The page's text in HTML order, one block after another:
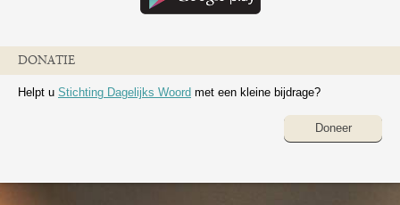
DONATIE
Helpt u Stichting Dagelijks Woord met een kleine bijdrage?
Doneer